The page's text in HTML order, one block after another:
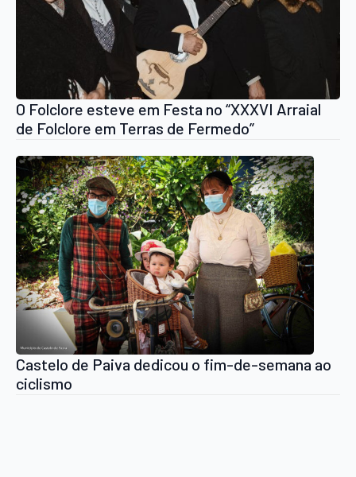
O Folclore esteve em Festa no “XXXVI Arraial
de Folclore em Terras de Fermedo”
Castelo de Paiva dedicou o fim-de-semana ao
ciclismo